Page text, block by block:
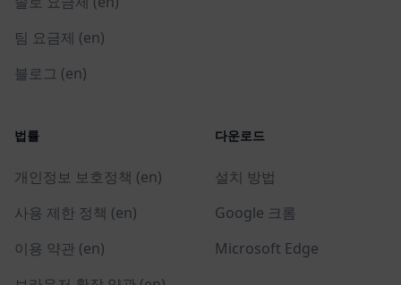
팀 요금제 (en)
블로그 (en)
법률
개인정보 보호정책 (en)
사용 제한 정책 (en)
이용 약관 (en)
다운로드
설치 방법
Google 크롬
Microsoft Edge